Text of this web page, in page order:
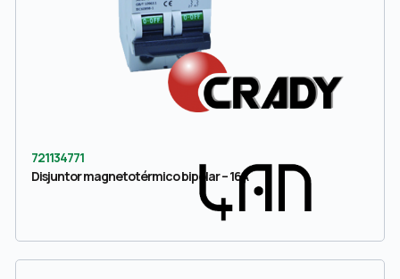
721134771
Disjuntor magnetotérmico bipolar – 16A